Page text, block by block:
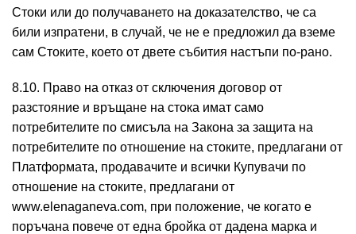
Стоки или до получаването на доказателство, че са
били изпратени, в случай, че не е предложил да вземе
сам Стоките, което от двете събития настъпи по-рано.
8.10. Право на отказ от сключения договор от
разстояние и връщане на стока имат само
потребителите по смисъла на Закона за защита на
потребителите по отношение на стоките, предлагани от
Платформата, продавачите и всички Купувачи по
отношение на стоките, предлагани от
www.elenaganeva.com, при положение, че когато е
поръчана повече от една бройка от дадена марка и